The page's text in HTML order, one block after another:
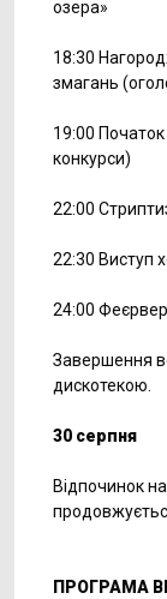
озера»
18:30
змагань
19:00
конкурси)
22:00
22:30 Виступ
24:00
Завершення
дискотекою.
30 серпня
Відпочинок
ПРОГРАМА